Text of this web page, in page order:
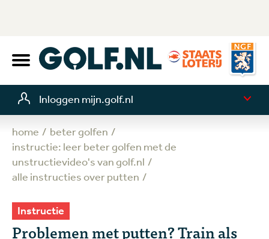
Inloggen mijn.golf.nl
home
beter golfen
instructie: leer beter golfen met de
unstructievideo's van golf.nl
alle instructies over putten
Instructie
Problemen met putten? Train als